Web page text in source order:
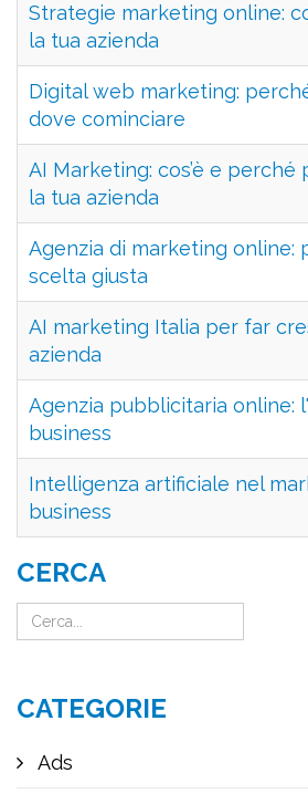
Strategie marketing online:
la tua azienda
Digital web marketing:
dove cominciare
AI Marketing: cos’è e
la tua azienda
Agenzia di marketing online:
scelta giusta
AI marketing Italia per far
azienda
Agenzia pubblicitaria online:
business
Intelligenza artificiale nel
business
CERCA
CATEGORIE
Ads